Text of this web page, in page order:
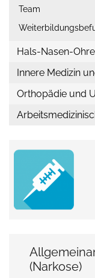
Team
Weiterbildungs
Hals-Nasen-
Innere Medizin
Orthopädie und
(Narkose)